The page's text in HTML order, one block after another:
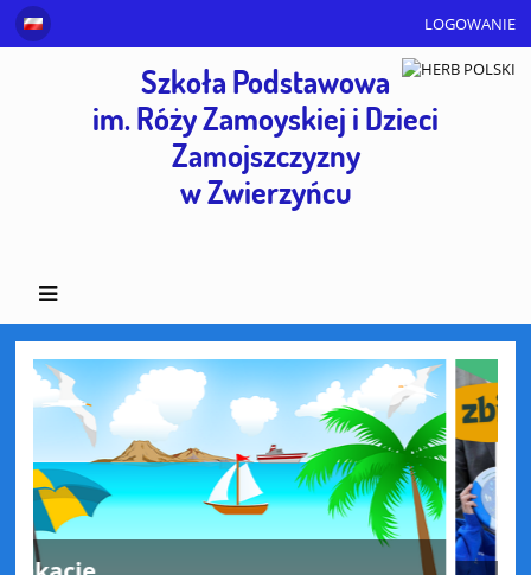
LOGOWANIE
Szkoła Podstawowa
im. Róży Zamoyskiej i Dzieci
Zamojszczyzny
w Zwierzyńcu
Strona
główna